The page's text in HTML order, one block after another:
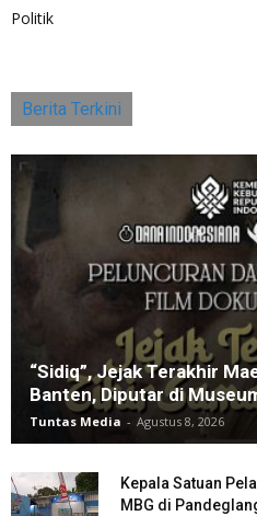
Politik
Berita Terkini
“Sidiq”, Jejak Terakhir
Banten, Diputar di
Tuntas Media - Agustus 8, 2026
Kepala Satuan
MBG di